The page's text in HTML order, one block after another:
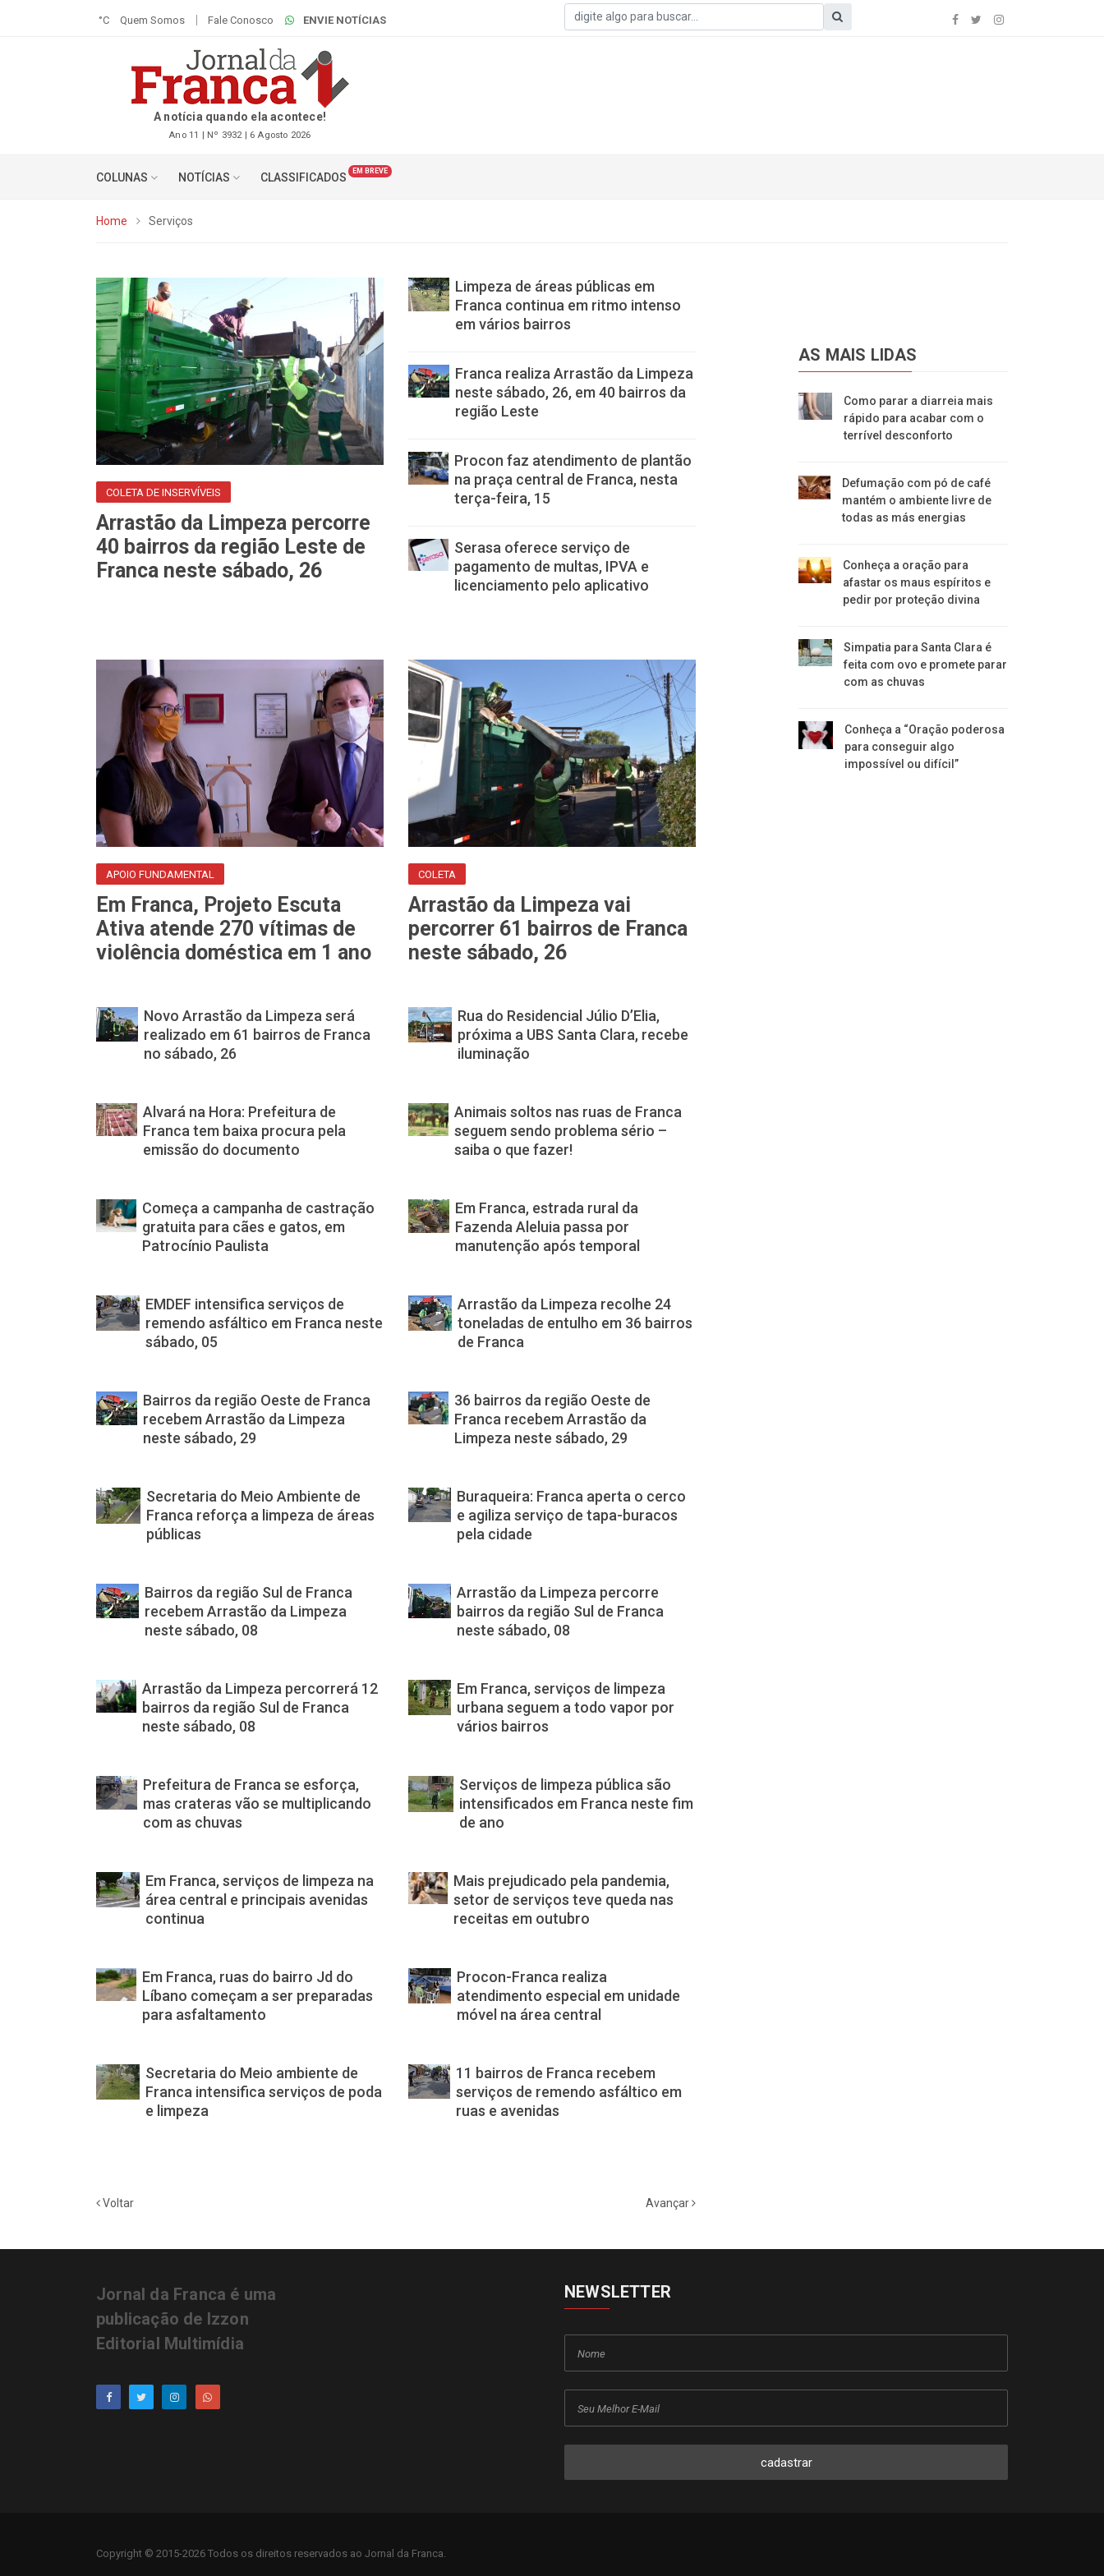
°C Quem Somos Fale Conosco ENVIE NOTÍCIAS
A notícia quando ela acontece!
Ano 11 | Nº 3932 | 6 Agosto 2026
COLUNAS NOTÍCIAS CLASSIFICADOS EM BREVE
Home Serviços
COLETA DE INSERVÍVEIS
Arrastão da Limpeza percorre
40 bairros da região Leste de
Franca neste sábado, 26
Limpeza de áreas públicas em
Franca continua em ritmo intenso
em vários bairros
Franca realiza Arrastão da Limpeza
neste sábado, 26, em 40 bairros da
região Leste
Procon faz atendimento de plantão
na praça central de Franca, nesta
terça-feira, 15
Serasa oferece serviço de
pagamento de multas, IPVA e
licenciamento pelo aplicativo
APOIO FUNDAMENTAL
Em Franca, Projeto Escuta
Ativa atende 270 vítimas de
violência doméstica em 1 ano
COLETA
Arrastão da Limpeza vai
percorrer 61 bairros de Franca
neste sábado, 26
Novo Arrastão da Limpeza será
realizado em 61 bairros de Franca
no sábado, 26
Rua do Residencial Júlio D’Elia,
próxima a UBS Santa Clara, recebe
iluminação
Alvará na Hora: Prefeitura de
Franca tem baixa procura pela
emissão do documento
Animais soltos nas ruas de Franca
seguem sendo problema sério –
saiba o que fazer!
Começa a campanha de castração
gratuita para cães e gatos, em
Patrocínio Paulista
Em Franca, estrada rural da
Fazenda Aleluia passa por
manutenção após temporal
EMDEF intensifica serviços de
remendo asfáltico em Franca neste
sábado, 05
Arrastão da Limpeza recolhe 24
toneladas de entulho em 36 bairros
de Franca
Bairros da região Oeste de Franca
recebem Arrastão da Limpeza
neste sábado, 29
36 bairros da região Oeste de
Franca recebem Arrastão da
Limpeza neste sábado, 29
Secretaria do Meio Ambiente de
Franca reforça a limpeza de áreas
públicas
Buraqueira: Franca aperta o cerco
e agiliza serviço de tapa-buracos
pela cidade
Bairros da região Sul de Franca
recebem Arrastão da Limpeza
neste sábado, 08
Arrastão da Limpeza percorre
bairros da região Sul de Franca
neste sábado, 08
Arrastão da Limpeza percorrerá 12
bairros da região Sul de Franca
neste sábado, 08
Em Franca, serviços de limpeza
urbana seguem a todo vapor por
vários bairros
Prefeitura de Franca se esforça,
mas crateras vão se multiplicando
com as chuvas
Serviços de limpeza pública são
intensificados em Franca neste fim
de ano
Em Franca, serviços de limpeza na
área central e principais avenidas
continua
Mais prejudicado pela pandemia,
setor de serviços teve queda nas
receitas em outubro
Em Franca, ruas do bairro Jd do
Líbano começam a ser preparadas
para asfaltamento
Procon-Franca realiza
atendimento especial em unidade
móvel na área central
Secretaria do Meio ambiente de
Franca intensifica serviços de poda
e limpeza
11 bairros de Franca recebem
serviços de remendo asfáltico em
ruas e avenidas
Voltar Avançar
AS MAIS LIDAS
Como parar a diarreia mais
rápido para acabar com o
terrível desconforto
Defumação com pó de café
mantém o ambiente livre de
todas as más energias
Conheça a oração para
afastar os maus espíritos e
pedir por proteção divina
Simpatia para Santa Clara é
feita com ovo e promete parar
com as chuvas
Conheça a “Oração poderosa
para conseguir algo
impossível ou difícil”
Jornal da Franca é uma
publicação de Izzon
Editorial Multimídia
NEWSLETTER
cadastrar
Copyright © 2015-2026 Todos os direitos reservados ao Jornal da Franca.